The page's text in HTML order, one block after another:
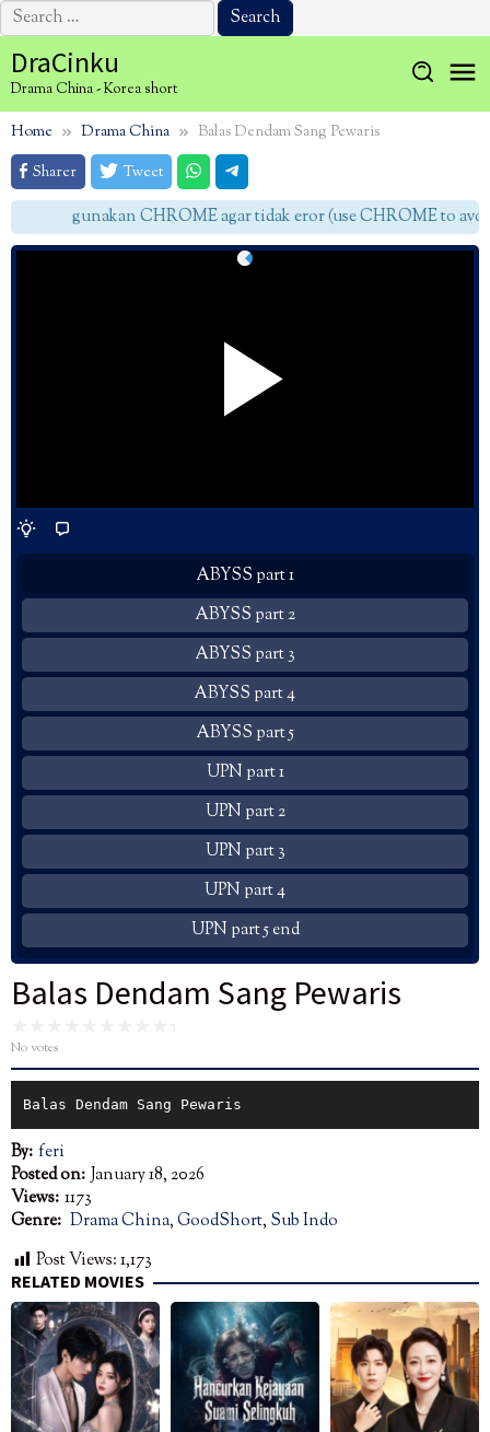
Search
for:
to
content
DraCinku
Drama China - Korea short
Home Drama China
Balas Dendam Sang Pewaris
Sharer
Tweet
gunakan CHROME agar tidak eror (use CHROME to
ABYSS part 1
ABYSS part 2
ABYSS part 3
ABYSS part 4
ABYSS part 5
UPN part 1
UPN part 2
UPN part 3
UPN part 4
UPN part 5 end
Balas Dendam Sang Pewaris
No votes
Balas Dendam Sang Pewaris
By: feri
Posted on: January 18, 2026
Views: 1173
Genre: Drama China,GoodShort, Sub Indo
Post Views:1,173
RELATED MOVIES